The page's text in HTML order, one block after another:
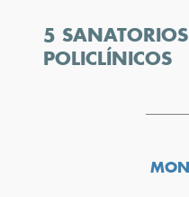
5
POLICLÍNICOS